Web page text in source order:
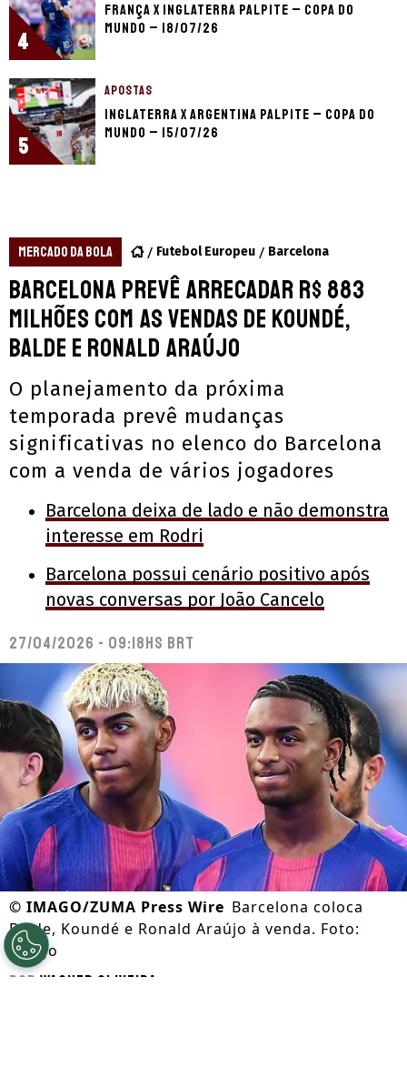
4
França x Inglaterra palpite – Copa do
Mundo – 18/07/26
5
APOSTAS
Inglaterra x Argentina palpite – Copa do
Mundo – 15/07/26
MERCADO DA BOLA Futebol Europeu Barcelona
Barcelona prevê arrecadar R$ 883
milhões com as vendas de Koundé,
Balde e Ronald Araújo
O planejamento da próxima
temporada prevê mudanças
significativas no elenco do Barcelona
com a venda de vários jogadores
Barcelona deixa de lado e não demonstra
interesse em Rodri
Barcelona possui cenário positivo após
novas conversas por João Cancelo
27/04/2026 - 09:18hs BRT
© IMAGO/ZUMA Press Wire Barcelona coloca
Balde, Koundé e Ronald Araújo à venda. Foto:
Imago
Por Wagner Oliveira